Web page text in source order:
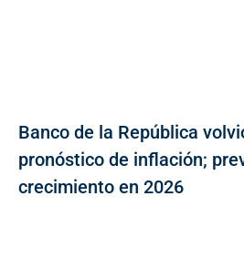
Banco de la República
pronóstico de inflación;
crecimiento en 2026